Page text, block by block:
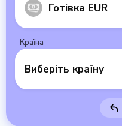
Готівка EUR
Країна
Виберіть країну